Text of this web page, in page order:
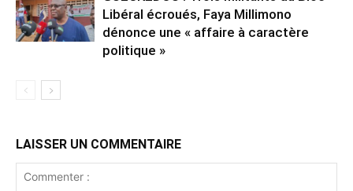
Libéral écroués, Faya Millimono
dénonce une « affaire à caractère
politique »
LAISSER UN COMMENTAIRE